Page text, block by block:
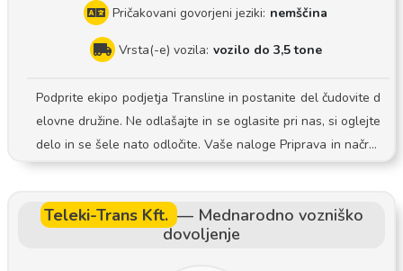
Pričakovani govorjeni jeziki: nemščina
Vrsta(-e) vozila: vozilo do 3,5 tone
Podprite ekipo podjetja Transline in postanite del čudovite d
elovne družine. Ne odlašajte in se oglasite pri nas, si oglejte
delo in se šele nato odločite. Vaše naloge Priprava in načrto
vanje dostavnih in prevzemnih poti Nakladanje in razkladanj
ebnih strankah Natančno dokumentiranje procesa dostave i
Teleki-Trans Kft. — Mednarodno vozniško
dovoljenje